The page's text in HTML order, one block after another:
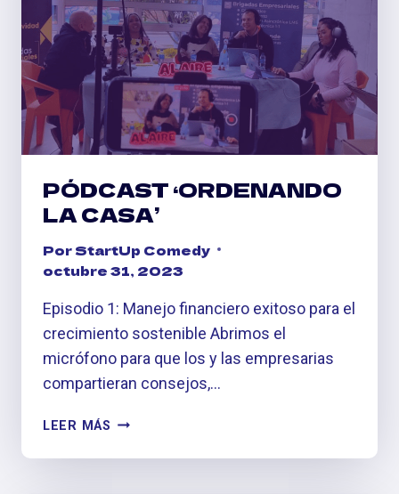
DE
SUS
CÁPSULAS
DE
SONIDO
PÓDCAST ‘ORDENANDO
LA CASA’
PorStartUp Comedy
octubre 31, 2023
Episodio 1: Manejo financiero exitoso para el
crecimiento sostenible Abrimos el
micrófono para que los y las empresarias
compartieran consejos,…
LEER MÁS PÓDCAST
LA